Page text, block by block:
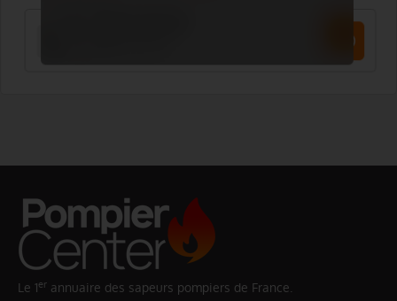
Le 1er annuaire des sapeurs pompiers de France.